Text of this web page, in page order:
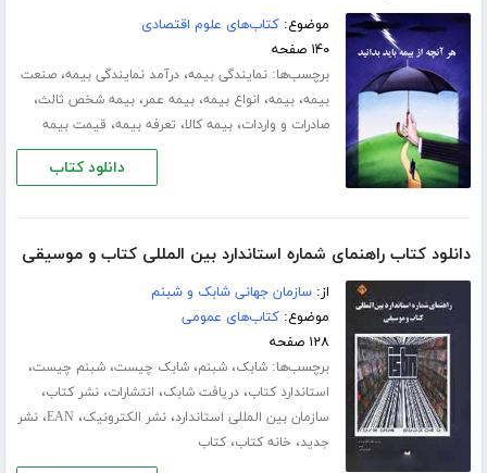
موضوع:کتاب‌های علوم اقتصادی
۱۴۰ صفحه
برچسب‌ها:نمایندگی بیمه،درآمد نمایندگی بیمه،صنعت
بیمه،بیمه، انواع بیمه،بیمه عمر،بیمه شخص ثالث،
صادرات و واردات،بیمه کالا، تعرفه بیمه، قیمت بیمه
دانلود کتاب
دانلود کتاب راهنمای شماره استاندارد بین المللی کتاب و موسیقی
از:سازمان جهانی شابک و شبنم
موضوع:کتاب‌های عمومی
۱۲۸ صفحه
برچسب‌ها:شابک،شبنم،شابک چیست،شبنم چیست،
استاندارد کتاب،دریافت شابک، انتشارات،نشر کتاب،
سازمان بین المللی استاندارد،نشر الکترونیک، EAN،نشر
جدید، خانه کتاب،کتاب